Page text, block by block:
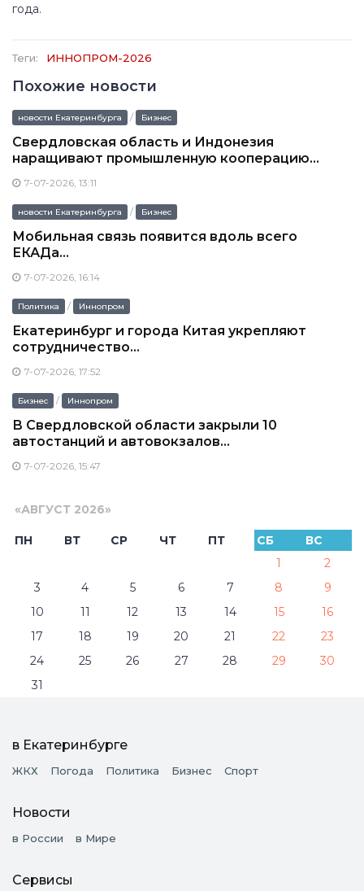
года.
Теги: ИННОПРОМ-2026
Похожие новости
новости Екатеринбурга / Бизнес
Свердловская область и Индонезия
наращивают промышленную кооперацию...
7-07-2026, 13:11
новости Екатеринбурга / Бизнес
Мобильная связь появится вдоль всего
ЕКАДа...
7-07-2026, 16:14
Политика / Иннопром
Екатеринбург и города Китая укрепляют
сотрудничество...
7-07-2026, 17:52
Бизнес / Иннопром
В Свердловской области закрыли 10
автостанций и автовокзалов...
7-07-2026, 15:47
«АВГУСТ 2026»
ПН ВТ СР ЧТ ПТ СБ
ВС
1
2
3
4 5 6 7 8
9
10
11 12 13 14 15
16
17
18 19 20 21 22
23
24
25 26 27 28 29
30
31
в Екатеринбурге
ЖКХ Погода Политика Бизнес Спорт
Новости
в России в Мире
Сервисы